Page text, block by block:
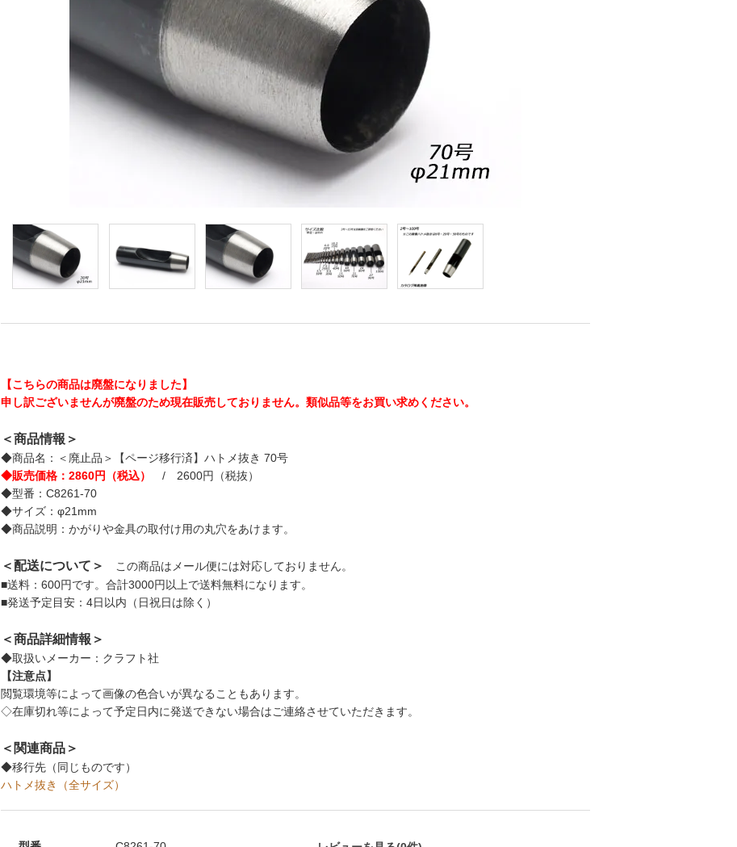
【こちらの商品は廃盤になりました】
申し訳ございませんが廃盤のため現在販売しておりません。類似品等をお買い求めください。
＜商品情報＞
◆商品名：＜廃止品＞【ページ移行済】ハトメ抜き 70号
◆販売価格：2860円（税込）
/ 2600円（税抜）
◆型番：C8261-70
◆サイズ：φ21mm
◆商品説明：かがりや金具の取付け用の丸穴をあけます。
＜配送について＞
この商品はメール便には対応しておりません。
■送料：600円です。合計3000円以上で送料無料になります。
■発送予定目安：4日以内（日祝日は除く）
＜商品詳細情報＞
◆取扱いメーカー：クラフト社
【注意点】
閲覧環境等によって画像の色合いが異なることもあります。
◇在庫切れ等によって予定日内に発送できない場合はご連絡させていただきます。
＜関連商品＞
◆移行先（同じものです）
ハトメ抜き（全サイズ）